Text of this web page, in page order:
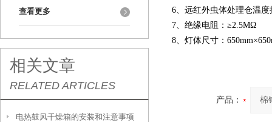
查看更多
相关文章
RELATED ARTICLES
电热鼓风干燥箱的安装和注意事项
6、远红外虫体处理仓温
7、绝缘电阻：≥2.5MΩ
8、灯体尺寸：
产品：